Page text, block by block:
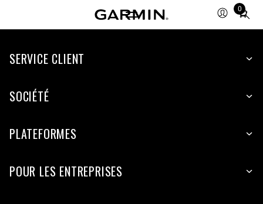
0
Total
items
cart:
SERVICE CLIENT
SOCIÉTÉ
PLATEFORMES
POUR LES ENTREPRISES